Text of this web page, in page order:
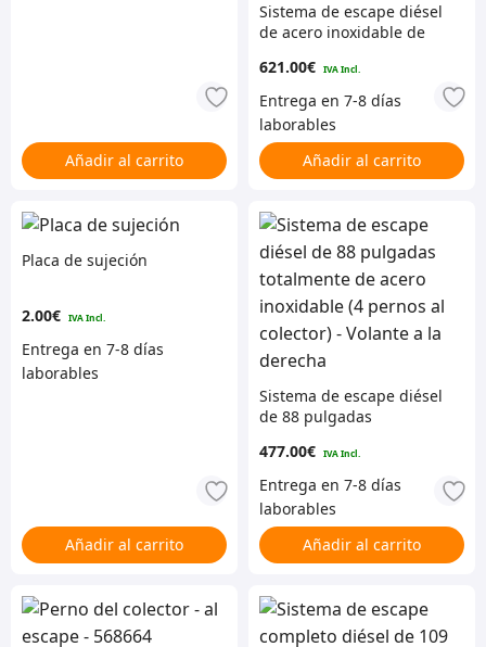
Añadir al carrito
Sistema de escape diésel
de acero inoxidable de
1974, 2 puertas, tanque
de llenado delantero, 4
pernos al colector) | RHD
621.00€
Añadir al carrito
Placa de sujeción
2.00€
Añadir al carrito
Sistema de escape diésel
de 88 pulgadas
inoxidable (4 pernos al
colector) – Volante a la
derecha
477.00€
Añadir al carrito